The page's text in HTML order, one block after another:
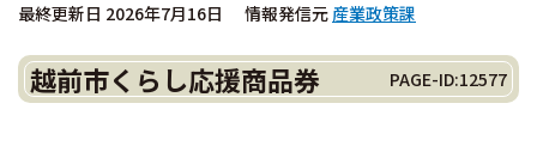
最終更新日 2026年7月16日 情報発信元 産業政策課
越前市くらし応援商品券 PAGE-ID:12577